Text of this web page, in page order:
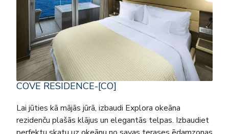
COVE RESIDENCE-[CO]
Lai jūties kā mājās jūrā, izbaudi Explora okeāna
rezidenču plašās klājus un elegantās telpas. Izbaudiet